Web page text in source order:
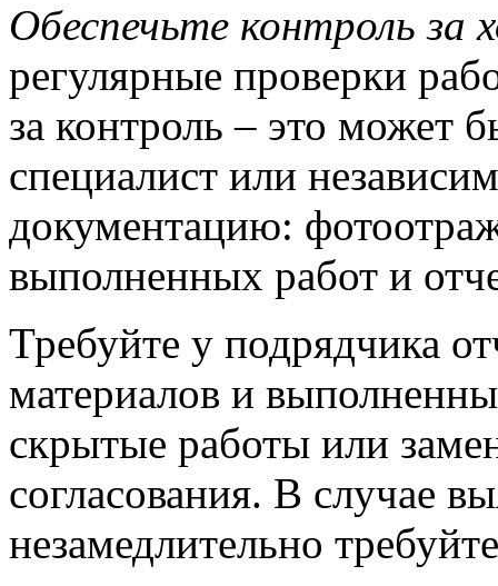
Обеспечьте контроль за
регулярные проверки
за контроль – это может
специалист или
документацию:
выполненных работ и
Требуйте у подрядчика
материалов и
скрытые работы или
согласования. В случае
незамедлительно